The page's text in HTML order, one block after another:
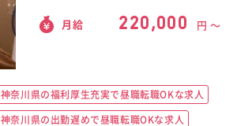
月給 220,000 円 〜
神奈川県の福利厚生充実で昼職転職OKな求人
神奈川県の出勤遅めで昼職転職OKな求人